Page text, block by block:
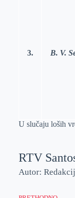
3. B. V.
U slučaju loših
RTV
Autor: